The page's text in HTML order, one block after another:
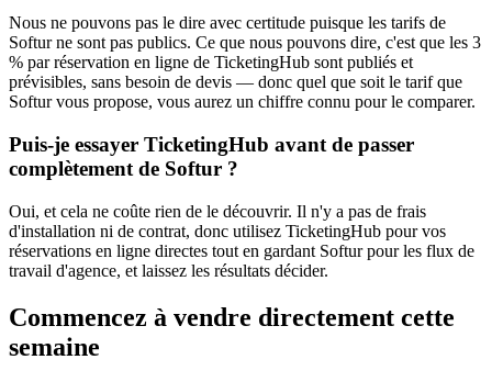
Nous ne pouvons pas le dire avec certitude puisque les tarifs de
Softur ne sont pas publics. Ce que nous pouvons dire, c'est que les 3
% par réservation en ligne de TicketingHub sont publiés et
prévisibles, sans besoin de devis — donc quel que soit le tarif que
Softur vous propose, vous aurez un chiffre connu pour le comparer.
Puis-je essayer TicketingHub avant de passer
complètement de Softur ?
Oui, et cela ne coûte rien de le découvrir. Il n'y a pas de frais
d'installation ni de contrat, donc utilisez TicketingHub pour vos
réservations en ligne directes tout en gardant Softur pour les flux de
travail d'agence, et laissez les résultats décider.
Commencez à vendre directement cette
semaine